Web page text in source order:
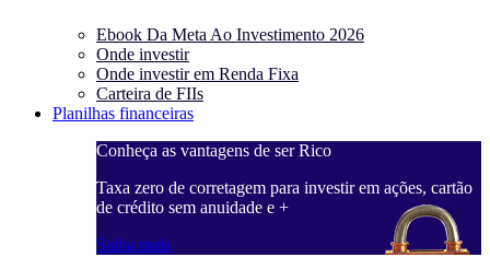
Ebook Da Meta Ao Investimento 2026
Onde investir
Onde investir em Renda Fixa
Carteira de FIIs
Planilhas financeiras
Conheça as vantagens de ser Rico
Taxa zero de corretagem para investir em ações, cartão
de crédito sem anuidade e +
Saiba mais